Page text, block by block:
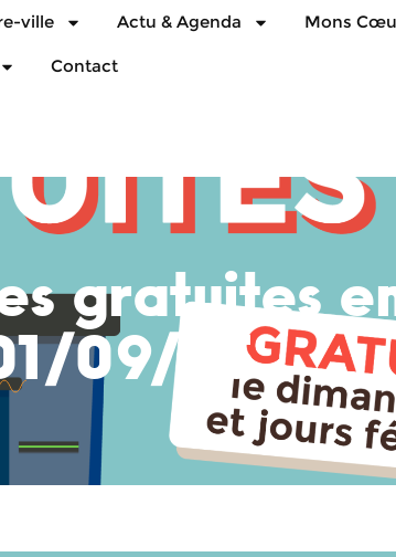
ville Actu & Agenda Mons
Contact
gratuites
09/25